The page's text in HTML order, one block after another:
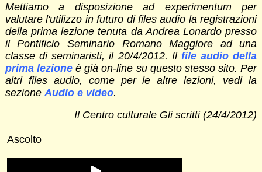
Mettiamo a disposizione ad experimentum per
valutare l'utilizzo in futuro di files audio la registrazioni
della prima lezione tenuta da Andrea Lonardo presso
il Pontificio Seminario Romano Maggiore ad una
classe di seminaristi, il 20/4/2012. Il file audio della
prima lezione è già on-line su questo stesso sito. Per
altri files audio, come per le altre lezioni, vedi la
sezione Audio e video.
Il Centro culturale Gli scritti (24/4/2012)
Ascolto